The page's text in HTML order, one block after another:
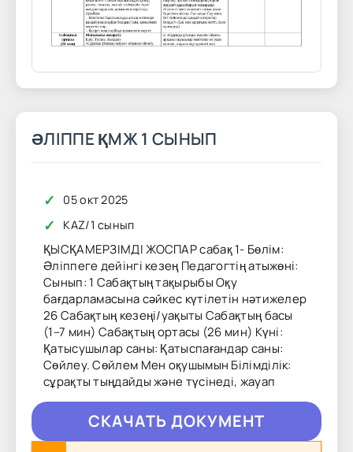
ӘЛІППЕ ҚМЖ 1 СЫНЫП
✓ 05 окт 2025
✓ KAZ/1 сынып
ҚЫСҚАМЕРЗІМДІ ЖОСПАР сабақ 1- Бөлім:
Әліппеге дейінгі кезең Педагогтің атыжөні:
Сынып: 1 Сабақтың тақырыбы Оқу
бағдарламасына сәйкес күтілетін нәтижелер
26 Сабақтың кезеңі/уақыты Сабақтың басы
(1–7 мин) Сабақтың ортасы (26 мин) Күні:
Қатысушылар саны: Қатыспағандар саны:
Сөйлеу. Сөйлем Мен оқушымын Білімділік:
сұрақты тыңдайды және түсінеді, жауап
CКAЧAТЬ ДОКУМЕНТ